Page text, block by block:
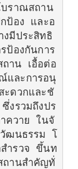
บราณสถาน
ป้อง และอ
งมีประสิทธิ
ป้องกันการ
ถาน เอื้อต่อ
และการอนุ
ะดวกและชั
งรวมถึงปร
ควาย ในจั
ฒนธรรม โ
สำรวจ ขึ้นท
ถานสำคัญทั่